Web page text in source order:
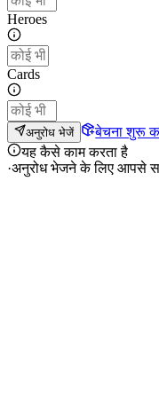
Heroes
Cards
अनुरोध भेजें
बेचना शुरू
यह कैसे काम करता है
·अनुरोध भेजने के लिए आपसे